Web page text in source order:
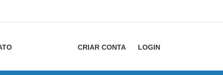
CRIAR CONTA LOGIN